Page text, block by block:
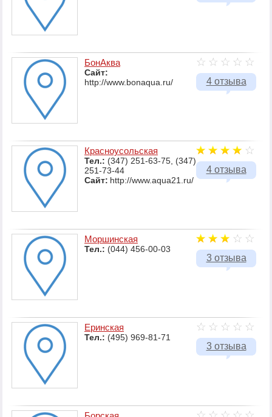
4 отзыва
БонАква
Сайт:
http://www.bonaqua.ru/
4 отзыва
Красноусольская
Тел.: (347) 251-63-75, (347)
251-73-44
Сайт: http://www.aqua21.ru/
3 отзыва
Моршинская
Тел.: (044) 456-00-03
3 отзыва
Еринская
Тел.: (495) 969-81-71